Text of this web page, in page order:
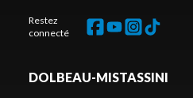
Restez
connecté
DOLBEAU-MISTASSINI